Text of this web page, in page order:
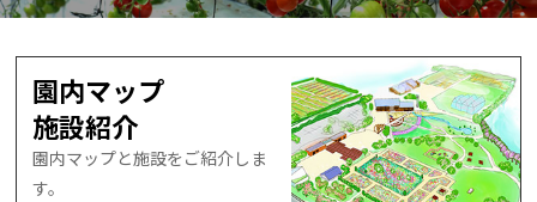
詳しく見る
園内マップ
施設紹介
園内マップと施設をご紹介しま
す。